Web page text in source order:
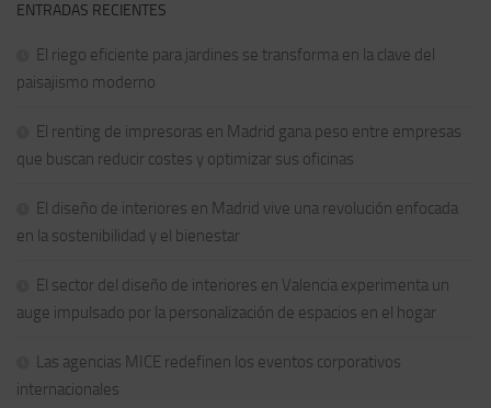
ENTRADAS RECIENTES
El riego eficiente para jardines se transforma en la clave del
paisajismo moderno
El renting de impresoras en Madrid gana peso entre empresas
que buscan reducir costes y optimizar sus oficinas
El diseño de interiores en Madrid vive una revolución enfocada
en la sostenibilidad y el bienestar
El sector del diseño de interiores en Valencia experimenta un
auge impulsado por la personalización de espacios en el hogar
Las agencias MICE redefinen los eventos corporativos
internacionales